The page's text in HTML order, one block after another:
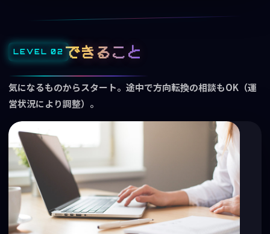
できること
気になるものからスタート。途中で方向転換の相談もOK（運
営状況により調整）。